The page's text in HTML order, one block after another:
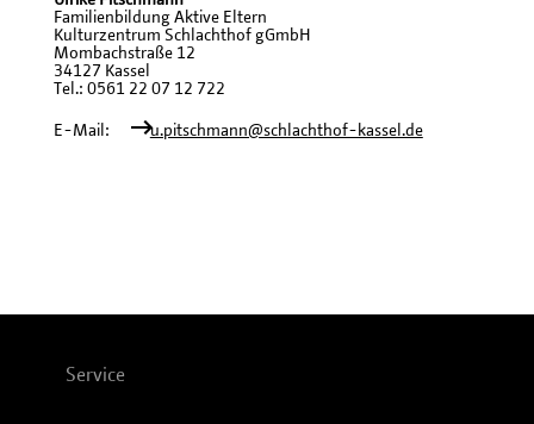
Familienbildung Aktive Eltern
Kulturzentrum Schlachthof gGmbH
Mombachstraße 12
34127 Kassel
Tel.: 0561 22 07 12 722
E-Mail: u.pitschmann@schlachthof-kassel.de
Service